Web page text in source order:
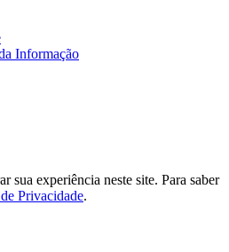
Informação
sua experiência neste site. Para saber
Privacidade.